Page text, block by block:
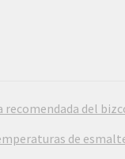
recomendada del
de